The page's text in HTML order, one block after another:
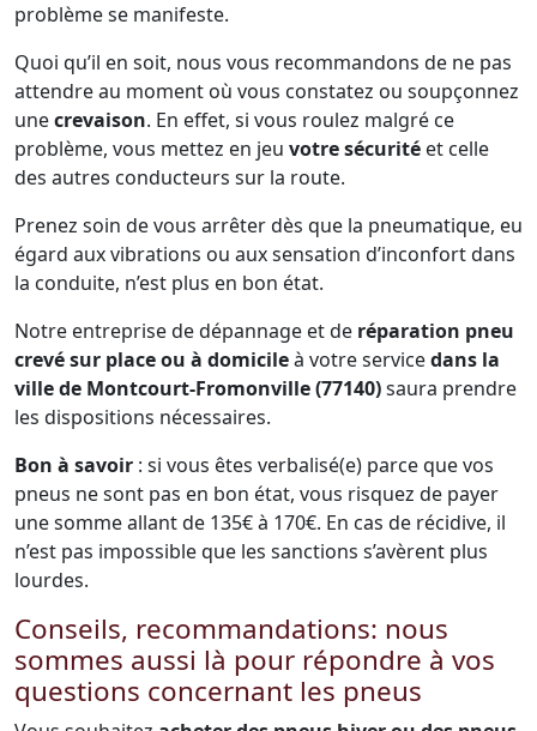
problème se manifeste.
Quoi qu’il en soit, nous vous recommandons de ne pas
attendre au moment où vous constatez ou soupçonnez
unecrevaison. En effet, si vous roulez malgré ce
problème, vous mettez en jeu votre sécurité et celle
des autres conducteurs sur la route.
Prenez soin de vous arrêter dès que la pneumatique, eu
égard aux vibrations ou aux sensation d’inconfort dans
la conduite, n’est plus en bon état.
Notre entreprise de dépannage et de réparation pneu
crevé sur place ou à domicileà votre servicedans la
ville de Montcourt-Fromonville (77140)saura prendre
les dispositions nécessaires.
Bon à savoir : si vous êtes verbalisé(e) parce que vos
pneus ne sont pas en bon état, vous risquez de payer
une somme allant de 135€ à 170€. En cas de récidive, il
n’est pas impossible que les sanctions s’avèrent plus
lourdes.
Conseils, recommandations: nous
sommes aussi là pour répondre à vos
questions concernant les pneus